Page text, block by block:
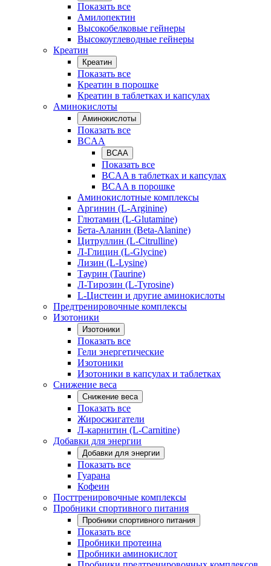
Показать все
Амилопектин
Высокобелковые гейнеры
Высокоуглеводные гейнеры
Креатин
Креатин
Показать все
Креатин в порошке
Креатин в таблетках и капсулах
Аминокислоты
Аминокислоты
Показать все
BCAA
BCAA
Показать все
BCAA в таблетках и капсулах
BCAA в порошке
Аминокислотные комплексы
Аргинин (L-Arginine)
Глютамин (L-Glutamine)
Бета-Аланин (Beta-Alanine)
Цитруллин (L-Citrulline)
Л-Глицин (L-Glycine)
Лизин (L-Lysine)
Таурин (Taurine)
Л-Тирозин (L-Tyrosine)
L-Цистеин и другие аминокислоты
Предтренировочные комплексы
Изотоники
Изотоники
Показать все
Гели энергетические
Изотоники
Изотоники в капсулах и таблетках
Снижение веса
Снижение веса
Показать все
Жиросжигатели
Л-карнитин (L-Carnitine)
Добавки для энергии
Добавки для энергии
Показать все
Гуарана
Кофеин
Посттренировочные комплексы
Пробники спортивного питания
Пробники спортивного питания
Показать все
Пробники протеина
Пробники аминокислот